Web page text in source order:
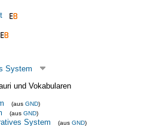
System
und Vokabularen
(aus GND)
(aus GND)
System (aus GND)